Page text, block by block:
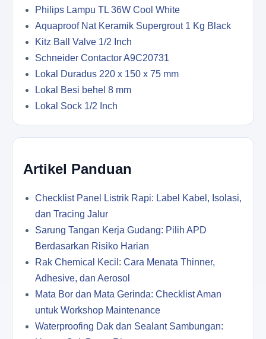
Philips Lampu TL 36W Cool White
Aquaproof Nat Keramik Supergrout 1 Kg Black
Kitz Ball Valve 1/2 Inch
Schneider Contactor A9C20731
Lokal Duradus 220 x 150 x 75 mm
Lokal Besi behel 8 mm
Lokal Sock 1/2 Inch
Artikel Panduan
Checklist Panel Listrik Rapi: Label Kabel, Isolasi,
dan Tracing Jalur
Sarung Tangan Kerja Gudang: Pilih APD
Berdasarkan Risiko Harian
Rak Chemical Kecil: Cara Menata Thinner,
Adhesive, dan Aerosol
Mata Bor dan Mata Gerinda: Checklist Aman
untuk Workshop Maintenance
Waterproofing Dak dan Sealant Sambungan: